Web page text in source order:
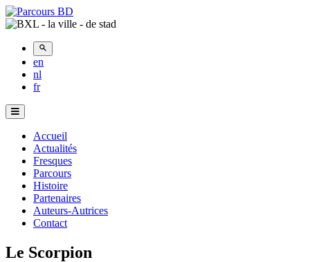
en
nl
fr
Menu
PrincipalAccueil
Actualités
Fresques
Parcours
Histoire
Partenaires
Auteurs-Autrices
Contact
Le Scorpion